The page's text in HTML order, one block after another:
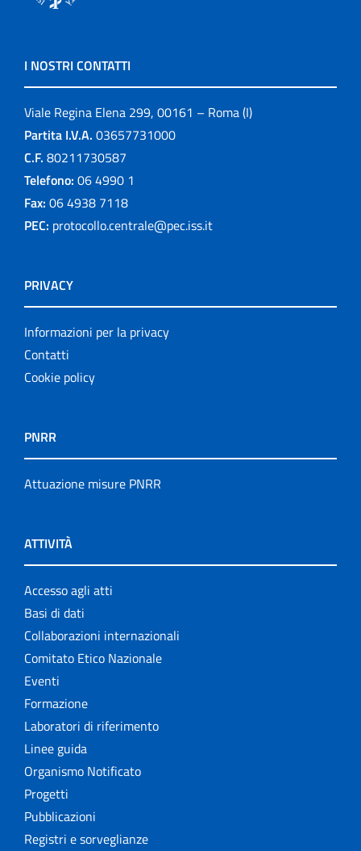
I NOSTRI CONTATTI
Viale Regina Elena 299, 00161 – Roma (I)
Partita I.V.A. 03657731000
C.F. 80211730587
Telefono: 06 4990 1
Fax: 06 4938 7118
PEC: protocollo.centrale@pec.iss.it
PRIVACY
Informazioni per la privacy
Contatti
Cookie policy
PNRR
Attuazione misure PNRR
ATTIVITÀ
Accesso agli atti
Basi di dati
Collaborazioni internazionali
Comitato Etico Nazionale
Eventi
Formazione
Laboratori di riferimento
Linee guida
Organismo Notificato
Progetti
Pubblicazioni
Registri e sorveglianze